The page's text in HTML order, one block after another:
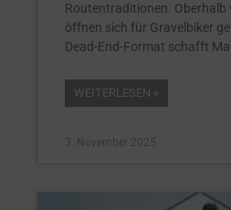
Routentraditionen. Oberhalb
öffnen sich für Gravelbiker
Dead-End-Format schafft
WEITERLESEN »
3. November 2025